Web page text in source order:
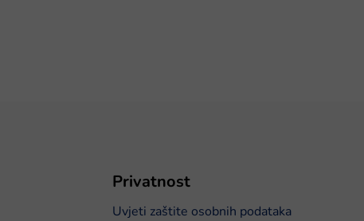
Privatnost
Uvjeti zaštite osobnih podataka